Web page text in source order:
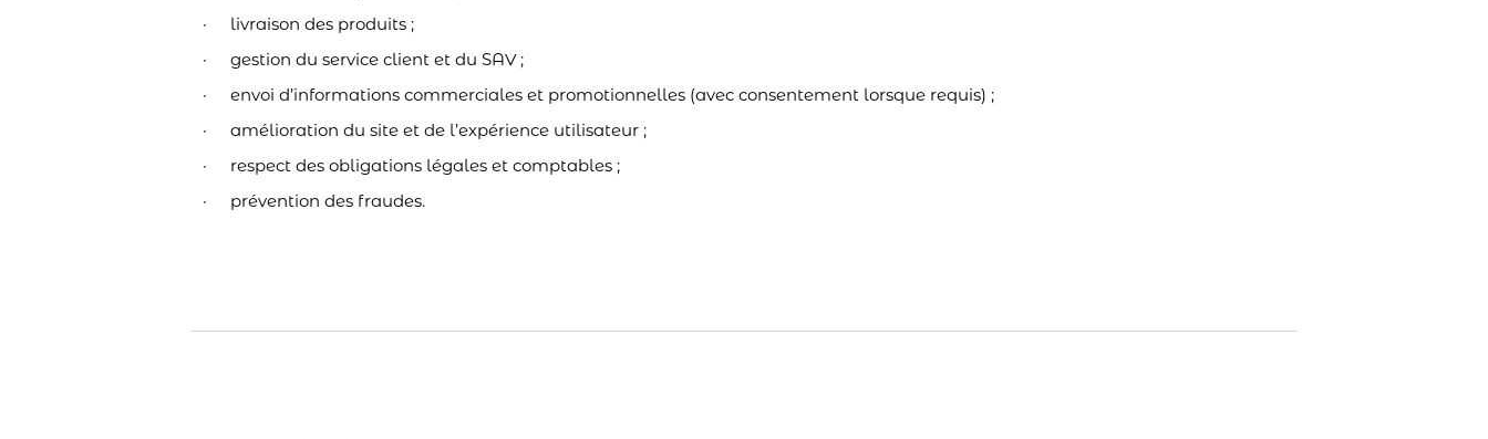
livraison des produits ;
gestion du service client et du SAV ;
envoi d’informations commerciales et promotionnelles (avec consentement lorsque requis) ;
amélioration du site et de l’expérience utilisateur ;
respect des obligations légales et comptables ;
prévention des fraudes.